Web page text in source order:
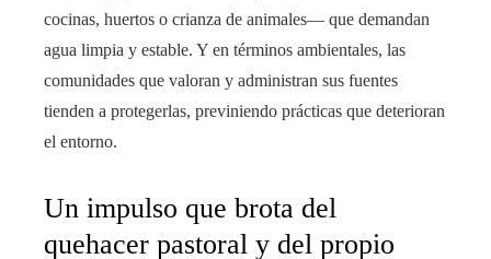
cocinas, huertos o crianza de animales— que demandan
agua limpia y estable. Y en términos ambientales, las
comunidades que valoran y administran sus fuentes
tienden a protegerlas, previniendo prácticas que deterioran
el entorno.
Un impulso que brota del
quehacer pastoral y del propio